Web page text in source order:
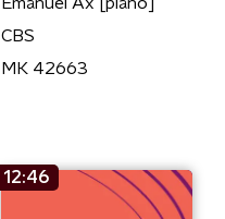
CBS
MK 42663
12:46